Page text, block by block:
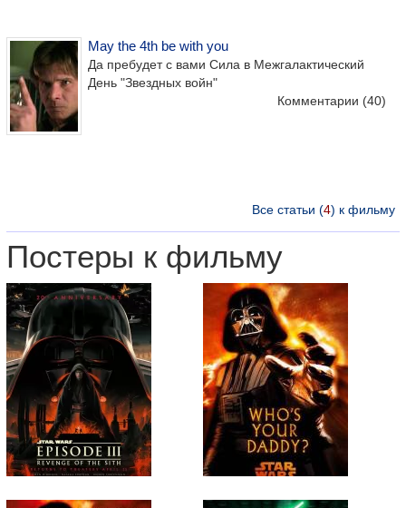
May the 4th be with you
Да пребудет с вами Сила в Межгалактический
День "Звездных войн"
Комментарии (40)
Все статьи (4) к фильму
Постеры к фильму